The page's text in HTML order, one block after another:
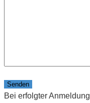
Bitte lasse dieses Feld
Bei erfolgter